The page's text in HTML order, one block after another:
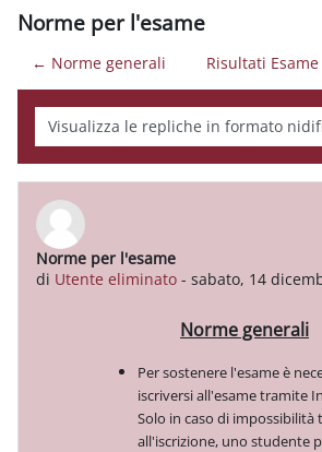
Norme per l'esame
← Norme generali Risultati
Modalità visualizzazione
Norme per l'esame
di Utente eliminato - sabato, 14
Numero di risposte: 0
Norme generali
Per sostenere l'esame è
iscriversi all'esame tramite
Solo in caso di impossibilità
all'iscrizione, uno studente